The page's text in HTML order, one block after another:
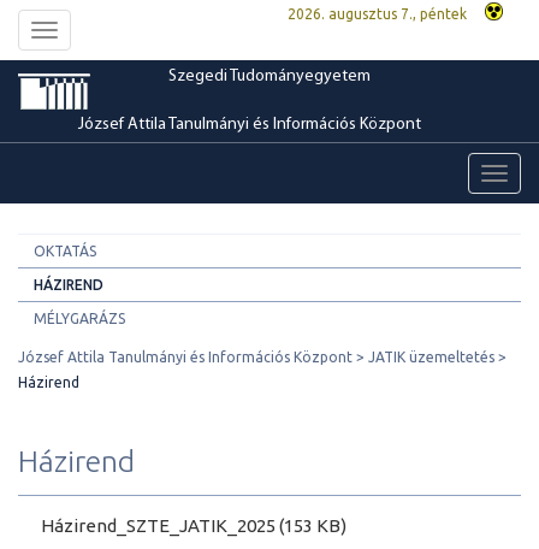
Toggle
navigation
2026. augusztus 7., péntek
Szegedi Tudományegyetem
József Attila Tanulmányi és Információs Központ
OKTATÁS
HÁZIREND
MÉLYGARÁZS
József Attila Tanulmányi és Információs Központ
JATIK üzemeltetés
Házirend
Házirend
Házirend_SZTE_JATIK_2025 (153 KB)